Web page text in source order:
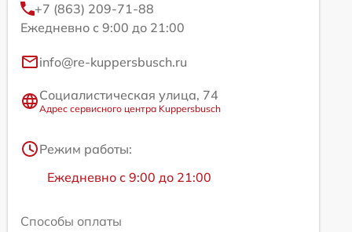
+7 (863) 209-71-88
Ежедневно с 9:00 до 21:00
info@re-kuppersbusch.ru
Социалистическая улица, 74
Адрес сервисного центра Kuppersbusch
Режим работы:
Ежедневно с 9:00 до 21:00
Способы оплаты